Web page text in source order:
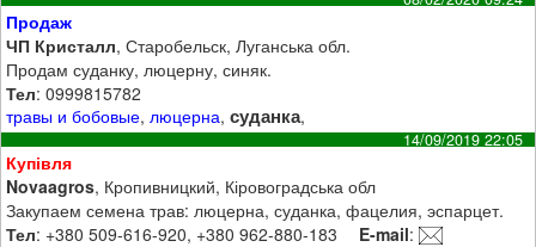
Продаж
ЧП Кристалл, Старобельск, Луганська обл.
Продам суданку, люцерну, синяк.
Тел: 0999815782
травы и бобовые, люцерна,суданка,
14/09/2019 22:05
Купівля
Novaagros, Кропивницкий, Кіровоградська обл
Закупаем семена трав: люцерна, суданка, фацелия, эспарцет.
Тел: +380 509-616-920, +380 962-880-183 E-mail: